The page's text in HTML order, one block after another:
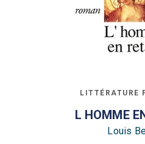
LITTÉRATURE
L HOMME
Louis